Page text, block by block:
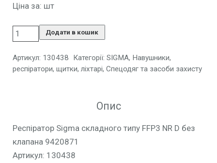
Ціна за: шт
Додати в кошик
Артикул: 130438 Категорії: SIGMA, Навушники,
респіратори, щитки, ліхтарі, Спецодяг та засоби захисту
Опис
Респіратор Sigma складного типу FFP3 NR D без
клапана 9420871
Артикул: 130438